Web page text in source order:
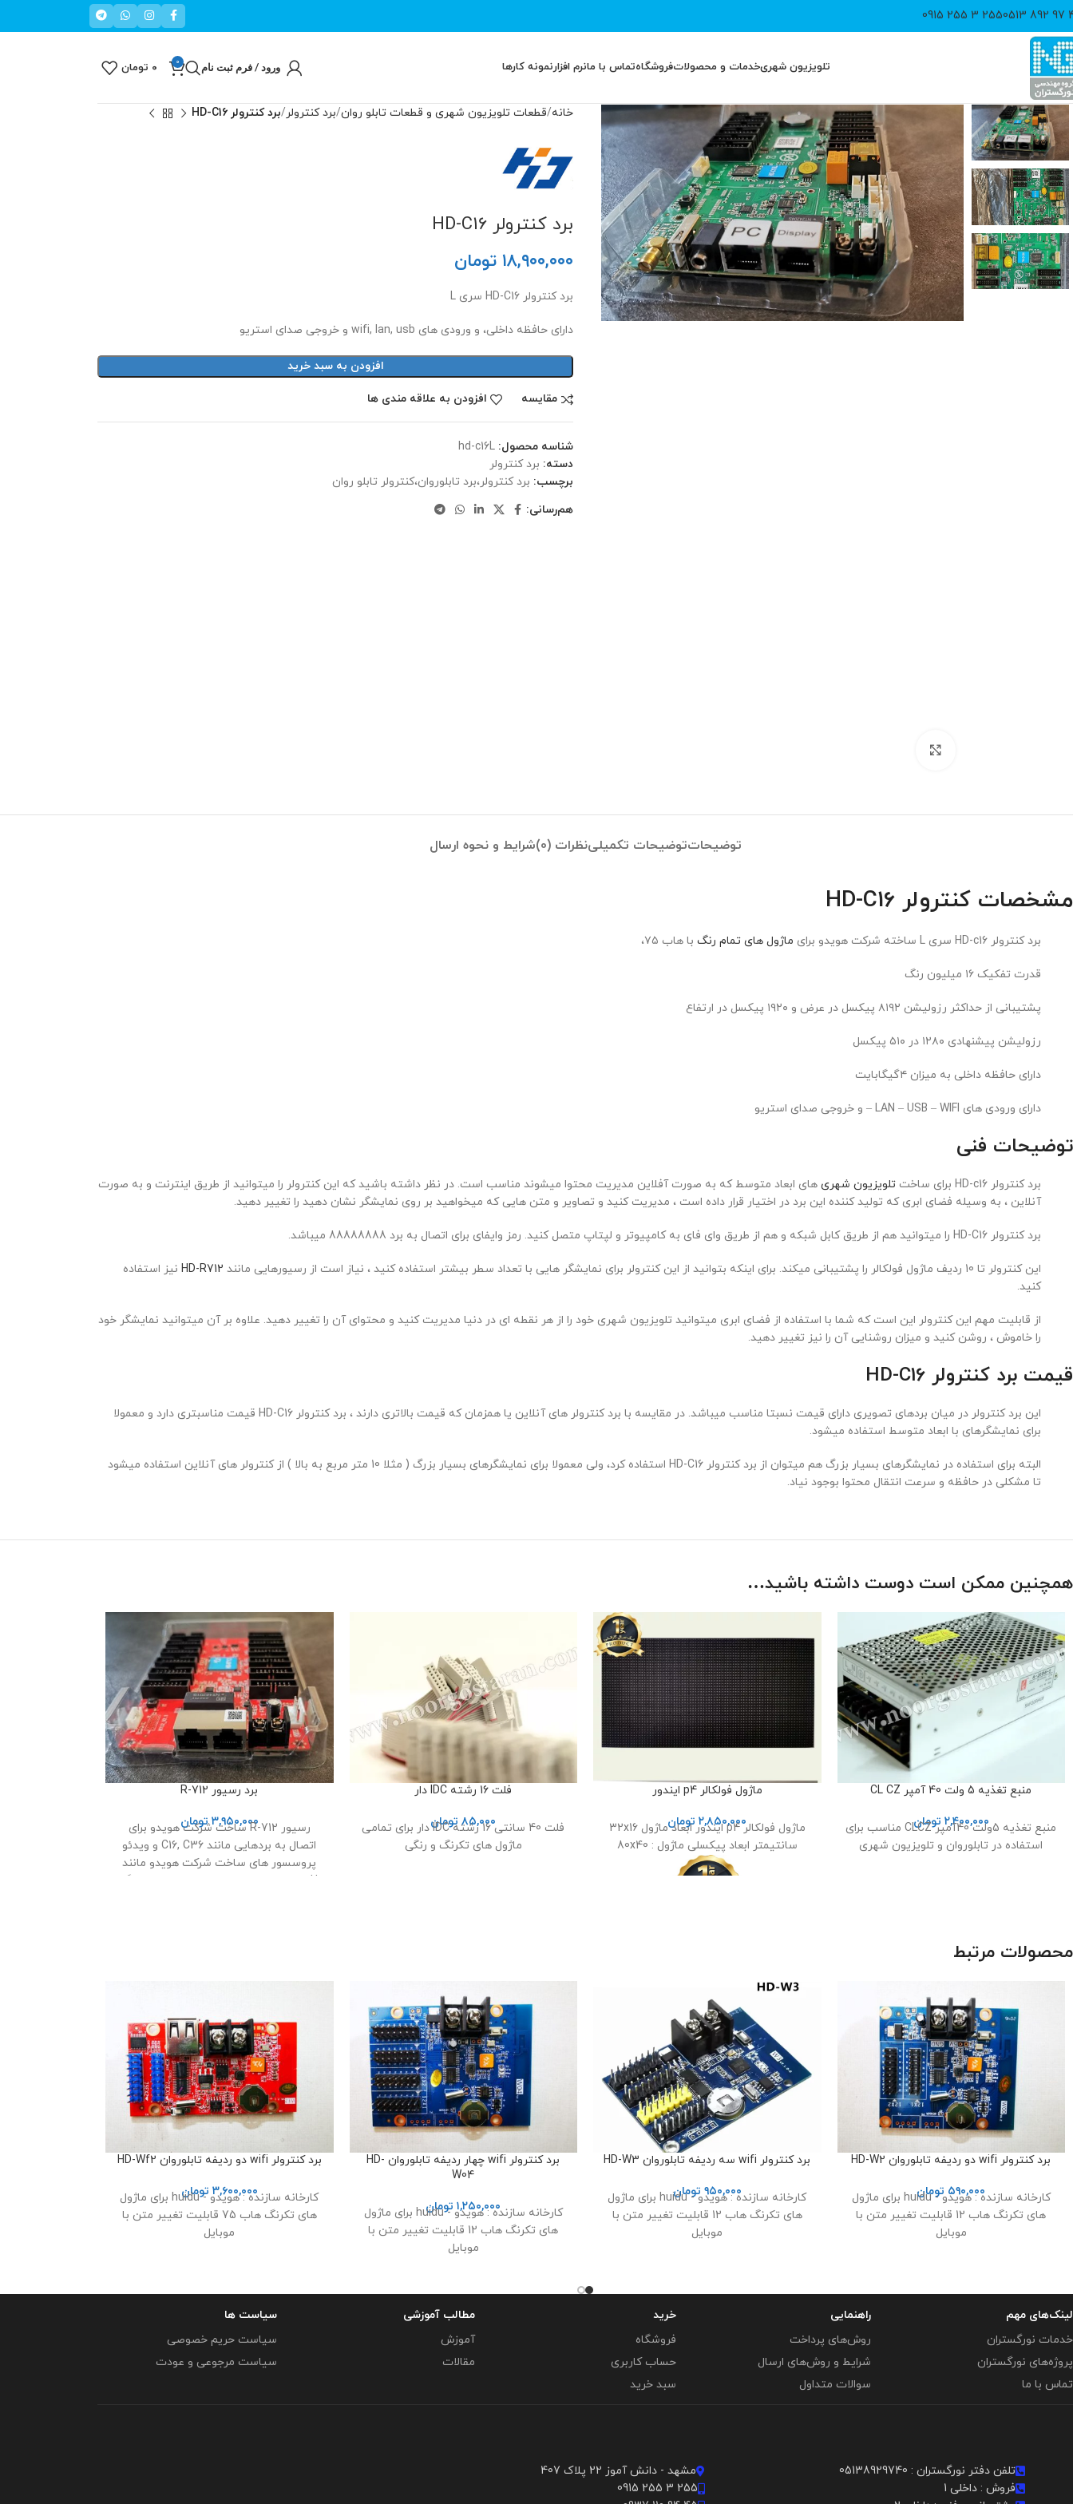
40
255 3 255 0915
تلویزیون شهریخدمات و محصولاتفروشگاهتماس با مانرم افزارنمونه کارها ورود / فرم ثبت نام 0 ۰ تومان
خانه قطعات تلویزیون شهری و قطعات تابلو روان برد کنترولر برد کنترولر HD-C16
برد کنترولر HD-C16
۱۸,۹۰۰,۰۰۰ تومان
برد کنترولر HD-C16 سری L
دارای حافظه داخلی، و ورودی های wifi, lan, usb و خروجی صدای استریو
افزودن به سبد خرید
مقایسه افزودن به علاقه مندی ها
شناسه محصول: hd-c16L
دسته: برد کنترولر
برچسب: برد کنترولر،برد تابلوروان،کنترولر تابلو روان
هم‌رسانی:
توضیحاتتوضیحات تکمیلینظرات (0) شرایط و نحوه ارسال
مشخصات کنترولر HD-C16
برد کنترولر HD-c16 سری L ساخته شرکت هویدو برای ماژول های تمام رنگ با هاب ۷۵،
قدرت تفکیک ۱۶ میلیون رنگ
پشتیبانی از حداکثر رزولیشن ۸۱۹۲ پیکسل در عرض و ۱۹۲۰ پیکسل در ارتفاع
رزولیشن پیشنهادی ۱۲۸۰ در ۵۱۰ پیکسل
دارای حافظه داخلی به میزان ۴گیگابایت
دارای ورودی های LAN – USB – WIFI – و خروجی صدای استریو
توضیحات فنی
برد کنترولر HD-c16 برای ساخت تلویزیون شهری های ابعاد متوسط که به صورت آفلاین مدیریت محتوا میشوند مناسب است. در نظر داشته باشید که این کنترولر را میتوانید از طریق اینترنت و به صورت
آنلاین ، به وسیله فضای ابری که تولید کننده این برد در اختیار قرار داده است ، مدیریت کنید و تصاویر و متن هایی که میخواهید بر روی نمایشگر نشان دهید را تغییر دهید.
برد کنترولر HD-C16 را میتوانید هم از طریق کابل شبکه و هم از طریق وای فای به کامپیوتر و لپتاپ متصل کنید. رمز وایفای برای اتصال به برد 88888888 میباشد.
این کنترولر تا 10 ردیف ماژول فولکالر را پشتیبانی میکند. برای اینکه بتوانید از این کنترولر برای نمایشگر هایی با تعداد سطر بیشتر استفاده کنید ، نیاز است از رسیورهایی مانند HD-R712 نیز استفاده
کنید.
از قابلیت مهم این کنترولر این است که شما با استفاده از فضای ابری میتوانید تلویزیون شهری خود را از هر نقطه ای در دنیا مدیریت کنید و محتوای آن را تغییر دهید. علاوه بر آن میتوانید نمایشگر خود
را خاموش ، روشن کنید و میزان روشنایی آن را نیز تغییر دهید.
قیمت برد کنترولر HD-C16
این برد کنترولر در میان بردهای تصویری دارای قیمت نسبتا مناسب میباشد. در مقایسه با برد کنترولر های آنلاین یا همزمان که قیمت بالاتری دارند ، برد کنترولر HD-C16 قیمت مناسبتری دارد و معمولا
برای نمایشگرهای با ابعاد متوسط استفاده میشود.
البته برای استفاده در نمایشگرهای بسیار بزرگ هم میتوان از برد کنترولر HD-C16 استفاده کرد، ولی معمولا برای نمایشگرهای بسیار بزرگ ( مثلا 10 متر مربع به بالا ) از کنترولر های آنلاین استفاده میشود
تا مشکلی در حافظه و سرعت انتقال محتوا بوجود نیاد.
همچنین ممکن است دوست داشته باشید…
منبع تغذیه 5 ولت 40 آمپر CL CZ
۲,۴۰۰,۰۰۰ تومان منبع تغذیه 5ولت 40آمپر CLCZ مناسب برای
استفاده در تابلوروان و تلویزیون شهری
ماژول فولکالر p4 ایندور
۲,۸۵۰,۰۰۰ تومان
ماژول فولکالر p4 ایندور ابعاد ماژول 32x16
سانتیمتر ابعاد پیکسلی ماژول : 80x40
فلت 16 رشته IDC دار
۸۵,۰۰۰ تومانفلت 40 سانتی 16 رشته IDC دار برای تمامی
ماژول های تکرنگ و رنگی
برد رسیور R-712
۳,۹۵۰,۰۰۰ تومان
رسیور R-712 ساخت شرکت هویدو برای
اتصال به بردهایی مانند C16, C36 و ویدئو
پروسسور های ساخت شرکت هویدو مانند
vp210H برای راه اندازی تلویزیون های بزرگ
محصولات مرتبط
برد کنترولر wifi دو ردیفه تابلوروان HD-W2
۵۹۰,۰۰۰ تومان
کارخانه سازنده : هویدو - huidu برای ماژول
های تکرنگ هاب 12 قابلیت تغییر متن با
موبایل
برد کنترولر wifi سه ردیفه تابلوروان HD-W3
۹۵۰,۰۰۰ تومان
کارخانه سازنده : هویدو - huidu برای ماژول
های تکرنگ هاب 12 قابلیت تغییر متن با
موبایل
برد کنترولر wifi چهار ردیفه تابلوروان HD-
W04
۱,۲۵۰,۰۰۰ تومان
کارخانه سازنده : هویدو - huidu برای ماژول
های تکرنگ هاب 12 قابلیت تغییر متن با
موبایل
برد کنترولر wifi دو ردیفه تابلوروان HD-Wf2
۳,۶۰۰,۰۰۰ تومان
کارخانه سازنده : هویدو - huidu برای ماژول
های تکرنگ هاب 75 قابلیت تغییر متن با
موبایل
لینک‌های مهم
خدمات نورگستران
پروژه‌های نورگستران
تماس با ما
راهنمایی
روش‌های پرداخت
شرایط و روش‌های ارسال
سوالات متداول
خرید
فروشگاه
حساب کاربری
سبد خرید
مطالب آموزشی
آموزش
مقالات
سیاست ها
سیاست حریم خصوصی
سیاست مرجوعی و عودت
تلفن دفتر نورگستران : 05138929740
فروش : داخلی 1
مشهد - دانش آموز 22 پلاک 407
255 3 255 0915